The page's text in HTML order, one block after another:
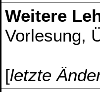
Weitere
Vorlesung,
[letzte